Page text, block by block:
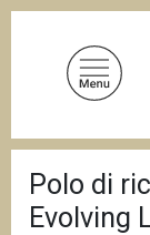
r
i
c
Polo di
Evolving